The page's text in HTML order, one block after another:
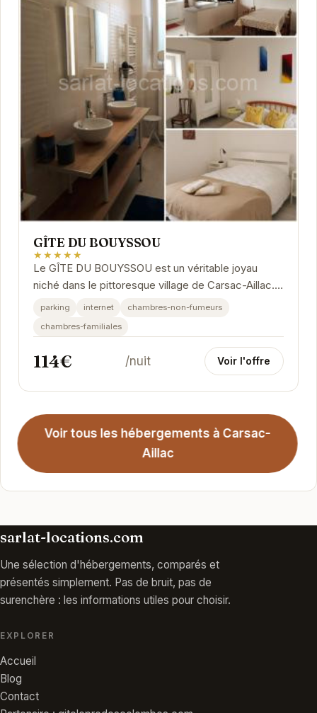
GÎTE DU BOUYSSOU
★★★★★
Le GÎTE DU BOUYSSOU est un véritable joyau
niché dans le pittoresque village de Carsac-Aillac.
Avec son charme authentique et son atmosphère...
parking internet
chambres-non-fumeurs
chambres-familiales
114€ /nuit Voir l'offre
Voir tous les hébergements à Carsac-
Aillac
sarlat-locations.com
Une sélection d'hébergements, comparés et
présentés simplement. Pas de bruit, pas de
surenchère : les informations utiles pour choisir.
EXPLORER
Accueil
Blog
Contact